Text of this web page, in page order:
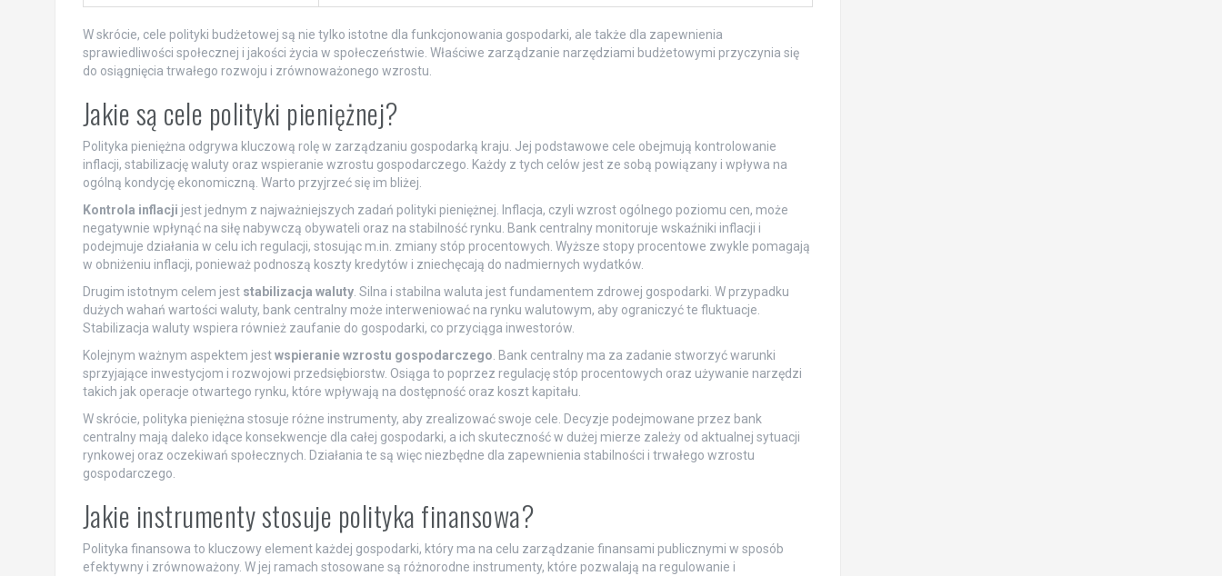
W skrócie, cele polityki budżetowej są nie tylko istotne dla funkcjonowania gospodarki, ale także dla zapewnienia
sprawiedliwości społecznej i jakości życia w społeczeństwie. Właściwe zarządzanie narzędziami budżetowymi przyczynia się
do osiągnięcia trwałego rozwoju i zrównoważonego wzrostu.
Jakie są cele polityki pieniężnej?
Polityka pieniężna odgrywa kluczową rolę w zarządzaniu gospodarką kraju. Jej podstawowe cele obejmują kontrolowanie
inflacji, stabilizację waluty oraz wspieranie wzrostu gospodarczego. Każdy z tych celów jest ze sobą powiązany i wpływa na
ogólną kondycję ekonomiczną. Warto przyjrzeć się im bliżej.
Kontrola inflacji jest jednym z najważniejszych zadań polityki pieniężnej. Inflacja, czyli wzrost ogólnego poziomu cen, może
negatywnie wpłynąć na siłę nabywczą obywateli oraz na stabilność rynku. Bank centralny monitoruje wskaźniki inflacji i
podejmuje działania w celu ich regulacji, stosując m.in. zmiany stóp procentowych. Wyższe stopy procentowe zwykle pomagają
w obniżeniu inflacji, ponieważ podnoszą koszty kredytów i zniechęcają do nadmiernych wydatków.
Drugim istotnym celem jest stabilizacja waluty. Silna i stabilna waluta jest fundamentem zdrowej gospodarki. W przypadku
dużych wahań wartości waluty, bank centralny może interweniować na rynku walutowym, aby ograniczyć te fluktuacje.
Stabilizacja waluty wspiera również zaufanie do gospodarki, co przyciąga inwestorów.
Kolejnym ważnym aspektem jestwspieranie wzrostu gospodarczego . Bank centralny ma za zadanie stworzyć warunki
sprzyjające inwestycjom i rozwojowi przedsiębiorstw. Osiąga to poprzez regulację stóp procentowych oraz używanie narzędzi
takich jak operacje otwartego rynku, które wpływają na dostępność oraz koszt kapitału.
W skrócie, polityka pieniężna stosuje różne instrumenty, aby zrealizować swoje cele. Decyzje podejmowane przez bank
centralny mają daleko idące konsekwencje dla całej gospodarki, a ich skuteczność w dużej mierze zależy od aktualnej sytuacji
rynkowej oraz oczekiwań społecznych. Działania te są więc niezbędne dla zapewnienia stabilności i trwałego wzrostu
gospodarczego.
Jakie instrumenty stosuje polityka finansowa?
Polityka finansowa to kluczowy element każdej gospodarki, który ma na celu zarządzanie finansami publicznymi w sposób
efektywny i zrównoważony. W jej ramach stosowane są różnorodne instrumenty, które pozwalają na regulowanie i